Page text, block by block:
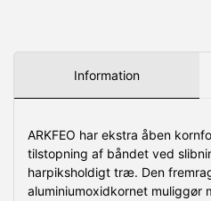
Information
ARKFEO har ekstra åben
tilstopning af båndet ved
harpiksholdigt træ. Den
aluminiumoxidkornet muliggør